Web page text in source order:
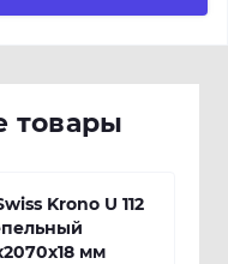
товары
Krono U 112
мм